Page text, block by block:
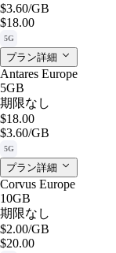
$3.60/GB
$18.00
5G
プラン詳細
Antares Europe
5GB
期限なし
$18.00
$3.60/GB
5G
プラン詳細
Corvus Europe
10GB
期限なし
$2.00/GB
$20.00